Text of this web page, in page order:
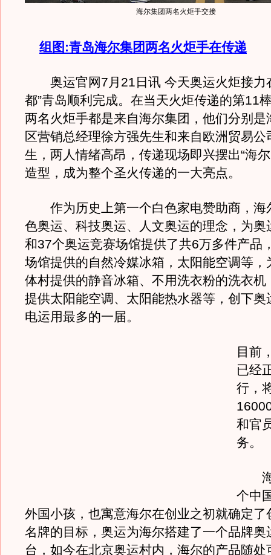
海尔集团两名火炬手交接
组图:青岛海尔集团两名火炬手在传递
奥运官网7月21日讯 今天奥运火炬接力
都”青岛顺利完成。在当天火炬传递的第11
两名火炬手都是来自海尔集团，他们分别是
区营销总经理徐方强先生和来自欧洲贸易
生，两人情绪高昂，传递现场即兴摆出“海
造型，成为整个圣火传递的一大亮点。
作为历史上第一个白色家电赞助商，海
色奥运、科技奥运、人文奥运的理念，为奥
和37个奥运竞赛场馆提供了共6万多件产品
场馆提供的自然冷媒冰箱，太阳能空调等，
体村提供的静音冰箱、不用洗衣粉的洗衣机
提供太阳能空调、太阳能热水器等，创下奥
电运用最多的一届。
目前
已经
行，
和官
务。
海
个中
外国小孩，也寓意海尔在创业之初就确定了
名牌的目标，奥运为海尔搭建了一个品牌奥
台，如今在北京奥运村内，海尔的产品随处